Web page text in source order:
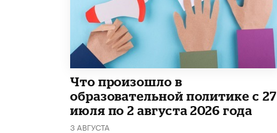
​Что произошло в
образовательной политике с 27
июля по 2 августа 2026 года
3 АВГУСТА